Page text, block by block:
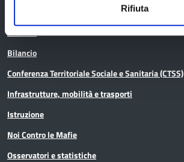
Rifiuta
Archivio
Bilancio
Conferenza Territoriale Sociale e Sanitaria (CTSS)
Infrastrutture, mobilità e trasporti
Istruzione
Noi Contro le Mafie
Osservatori e statistiche